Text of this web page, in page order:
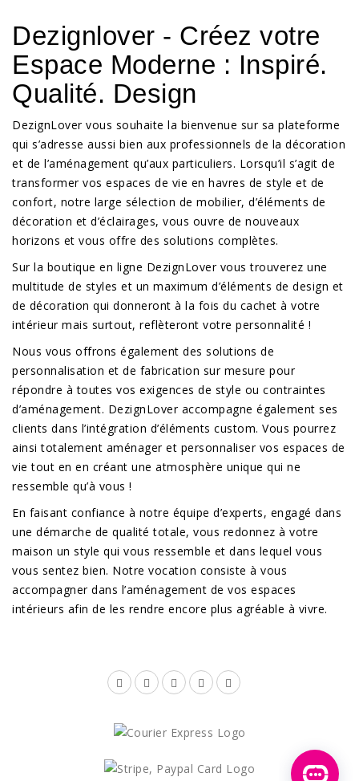
Dezignlover - Créez votre
Espace Moderne : Inspiré.
Qualité. Design
DezignLover vous souhaite la bienvenue sur sa plateforme
qui s’adresse aussi bien aux professionnels de la décoration
et de l’aménagement qu’aux particuliers. Lorsqu’il s’agit de
transformer vos espaces de vie en havres de style et de
confort, notre large sélection de mobilier, d’éléments de
décoration et d’éclairages, vous ouvre de nouveaux
horizons et vous offre des solutions complètes.
Sur la boutique en ligne DezignLover vous trouverez une
multitude de styles et un maximum d’éléments de design et
de décoration qui donneront à la fois du cachet à votre
intérieur mais surtout, reflèteront votre personnalité !
Nous vous offrons également des solutions de
personnalisation et de fabrication sur mesure pour
répondre à toutes vos exigences de style ou contraintes
d’aménagement. DezignLover accompagne également ses
clients dans l’intégration d’éléments custom. Vous pourrez
ainsi totalement aménager et personnaliser vos espaces de
vie tout en en créant une atmosphère unique qui ne
ressemble qu’à vous !
En faisant confiance à notre équipe d’experts, engagé dans
une démarche de qualité totale, vous redonnez à votre
maison un style qui vous ressemble et dans lequel vous
vous sentez bien. Notre vocation consiste à vous
accompagner dans l’aménagement de vos espaces
intérieurs afin de les rendre encore plus agréable à vivre.